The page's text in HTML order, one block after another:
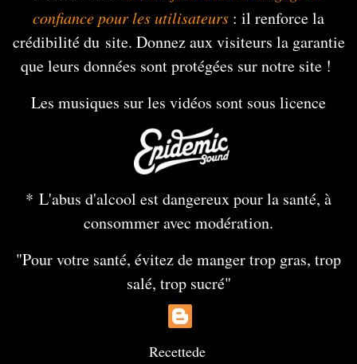
confiance pour les utilisateurs : il renforce la
crédibilité du site. Donnez aux visiteurs la garantie
que leurs données sont protégées sur notre site !
Les musiques sur les vidéos sont sous licence
* L'abus d'alcool est dangereux pour la santé, à
consommer avec modération.
"Pour votre santé, évitez de manger trop gras, trop
salé, trop sucré"
Recettede